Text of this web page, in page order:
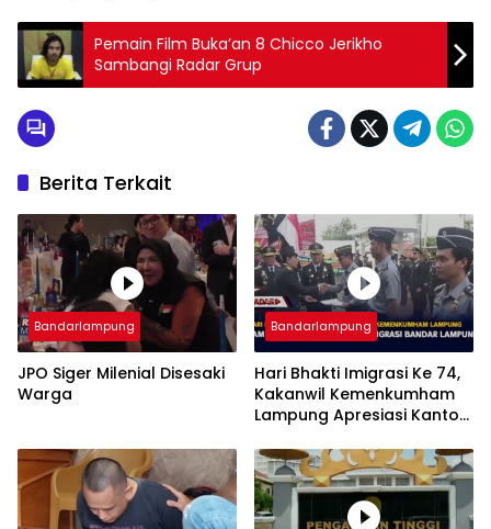
Pemain Film Buka’an 8 Chicco Jerikho
Sambangi Radar Grup
Berita Terkait
Bandarlampung
JPO Siger Milenial Disesaki
Warga
Bandarlampung
Hari Bhakti Imigrasi Ke 74,
Kakanwil Kemenkumham
Lampung Apresiasi Kantor